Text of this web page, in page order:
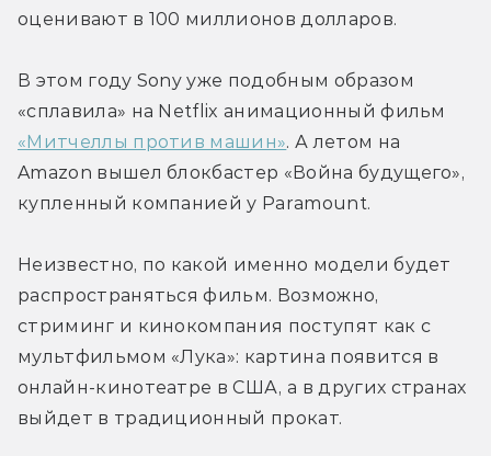
оценивают в 100 миллионов долларов.
В этом году Sony уже подобным образом
«Митчеллы против машин». А летом на
Amazon вышел блокбастер «Война будущего»,
купленный компанией у Paramount.
Неизвестно, по какой именно модели будет
распространяться фильм. Возможно,
стриминг и кинокомпания поступят как с
мультфильмом «Лука»: картина появится в
онлайн-кинотеатре в США, а в других странах
выйдет в традиционный прокат.